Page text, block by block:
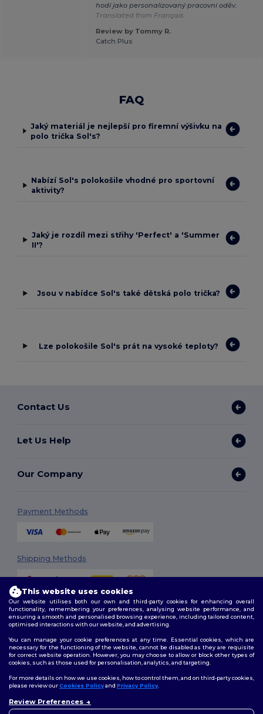
hodí jako personalizovaný pracovní oděv.
Translated from Français
Review by Tommy R.
Catch Plus
FAQ
Jaký materiál je nejlepší pro firemní výšivku na
polo trička Sol's?
Nabízí Sol's polokošile vhodné pro sportovní
aktivity?
Jaký je rozdíl mezi střihy 'Perfect' a 'Summer
II'?
Jsou v nabídce Sol's také dětská polo trička?
Lze polokošile Sol's prát na vysoké teploty?
Contact Us
Let Us Help
Our Company
Payment Methods
Shipping Methods
2026. All Rights Reserved
Terms & Conditions| Customization Policy
Policy|Site Map
Follow Us
This website uses cookies
Our website utilises both our own and third-party cookies for enhancing overall
functionality, remembering your preferences, analysing website performance, and
ensuring a smooth and personalised browsing experience, including tailored content,
optimised interactions with our website, and advertising.
You can manage your cookie preferences at any time. Essential cookies, which are
necessary for the functioning of the website, cannot be disabled as they are requisite
for correct website operation. However, you may choose to allow or block other types of
cookies, such as those used for personalisation, analytics, and targeting.
For more details on how we use cookies, how to control them, and on third-party cookies,
please review ourCookies Policyand Privacy Policy.
Review Preferences